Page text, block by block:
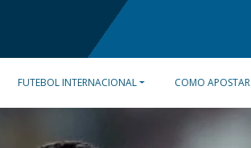
FUTEBOL INTERNACIONAL COMO APOSTAR